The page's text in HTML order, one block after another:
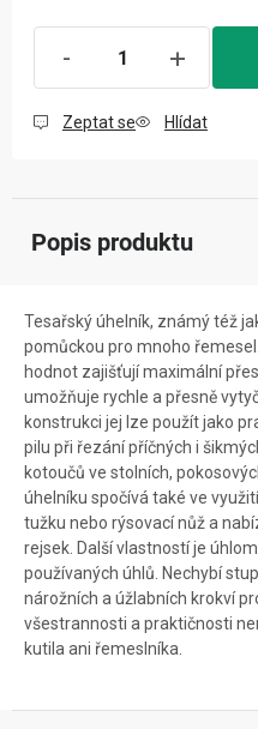
Zeptat se Hlídat
Popis produktu
Tesařský úhelník, známý též
pomůckou pro mnoho
hodnot zajišťují maximální
umožňuje rychle a přesně
konstrukci jej lze použít jako
pilu při řezání příčných i
kotoučů ve stolních,
úhelníku spočívá také ve
tužku nebo rýsovací nůž a
rejsek. Další vlastností je
používaných úhlů. Nechybí
nárožních a úžlabních krokví
všestrannosti a praktičnosti
kutila ani řemeslníka.